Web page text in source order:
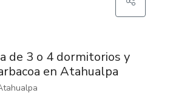
de 3 o 4 dormitorios y
en Atahualpa